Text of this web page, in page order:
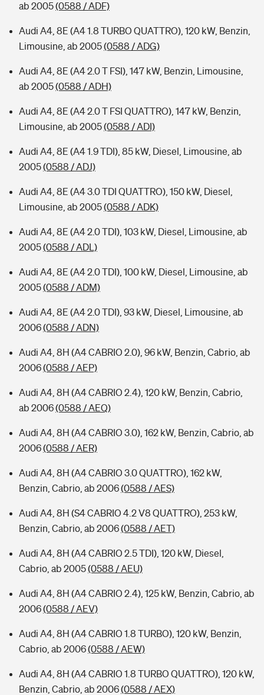
ab 2005(0588 / ADF)
Audi A4, 8E (A4 1.8 TURBO QUATTRO), 120 kW, Benzin,
Limousine, ab 2005(0588 / ADG)
Audi A4, 8E (A4 2.0 T FSI), 147 kW, Benzin, Limousine,
ab 2005(0588 / ADH)
Audi A4, 8E (A4 2.0 T FSI QUATTRO), 147 kW, Benzin,
Limousine, ab 2005(0588 / ADI)
Audi A4, 8E (A4 1.9 TDI), 85 kW, Diesel, Limousine, ab
2005(0588 / ADJ)
Audi A4, 8E (A4 3.0 TDI QUATTRO), 150 kW, Diesel,
Limousine, ab 2005(0588 / ADK)
Audi A4, 8E (A4 2.0 TDI), 103 kW, Diesel, Limousine, ab
2005(0588 / ADL)
Audi A4, 8E (A4 2.0 TDI), 100 kW, Diesel, Limousine, ab
2005(0588 / ADM)
Audi A4, 8E (A4 2.0 TDI), 93 kW, Diesel, Limousine, ab
2006(0588 / ADN)
Audi A4, 8H (A4 CABRIO 2.0), 96 kW, Benzin, Cabrio, ab
2006(0588 / AEP)
Audi A4, 8H (A4 CABRIO 2.4), 120 kW, Benzin, Cabrio,
ab 2006(0588 / AEQ)
Audi A4, 8H (A4 CABRIO 3.0), 162 kW, Benzin, Cabrio, ab
2006(0588 / AER)
Audi A4, 8H (A4 CABRIO 3.0 QUATTRO), 162 kW,
Benzin, Cabrio, ab 2006(0588 / AES)
Audi A4, 8H (S4 CABRIO 4.2 V8 QUATTRO), 253 kW,
Benzin, Cabrio, ab 2006(0588 / AET)
Audi A4, 8H (A4 CABRIO 2.5 TDI), 120 kW, Diesel,
Cabrio, ab 2005(0588 / AEU)
Audi A4, 8H (A4 CABRIO 2.4), 125 kW, Benzin, Cabrio, ab
2006(0588 / AEV)
Audi A4, 8H (A4 CABRIO 1.8 TURBO), 120 kW, Benzin,
Cabrio, ab 2006(0588 / AEW)
Audi A4, 8H (A4 CABRIO 1.8 TURBO QUATTRO), 120 kW,
Benzin, Cabrio, ab 2006(0588 / AEX)